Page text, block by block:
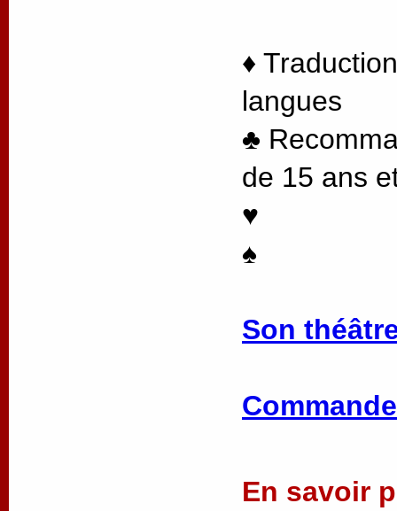
♦
langues
♣
de 15 ans
♥
♠
Son
En savoir